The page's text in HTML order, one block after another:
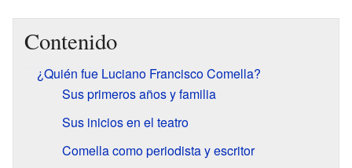
Contenido
¿Quién fue Luciano Francisco Comella?
Sus primeros años y familia
Sus inicios en el teatro
Comella como periodista y escritor